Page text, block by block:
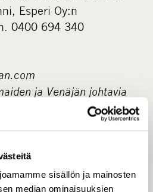
sisällön ja mainosten
median ominaisuuksien
Esperi Oy:n
0400 694 340
ja Venäjän johtavia
toimijoita ja
euron pääomia
Technology, CapMan
Russia, CapMan Public
Estate), joista jokaisesta